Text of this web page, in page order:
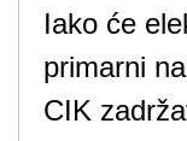
Iako će
primarni
CIK